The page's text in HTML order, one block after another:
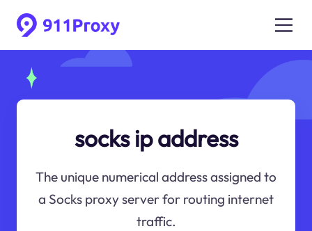
socks ip address
The unique numerical address assigned to
a Socks proxy server for routing internet
traffic.